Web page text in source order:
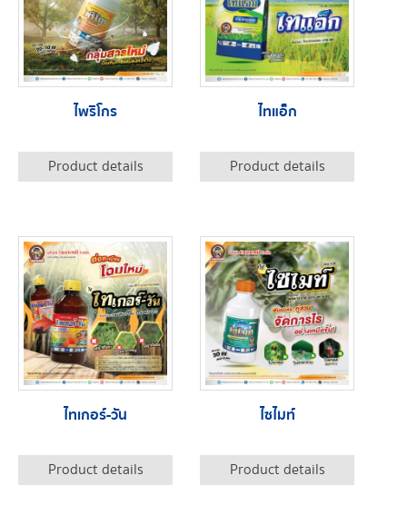
ไพริโกร
Product details
ไทแอ็ก
Product details
ไทเกอร์-วัน
Product details
ไซไมท์
Product details